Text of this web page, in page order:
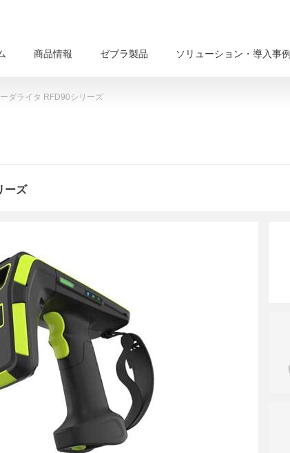
商品情報 ゼブラ製品 ソリューション・導入事例
ダライタ RFD90シリーズ
ーズ